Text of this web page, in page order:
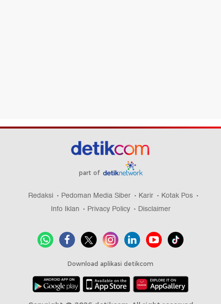
part of
Redaksi Pedoman Media Siber Karir
Kotak Pos
Info Iklan
Privacy Policy Disclaimer
Download aplikasi detikcom